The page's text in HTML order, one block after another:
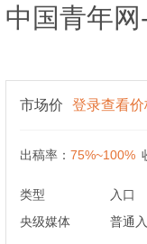
中国青年
市场价 登录查看价
出稿率： 75%~100%
类型
央级媒体
入口
普通